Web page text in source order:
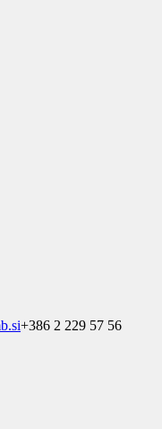
+386 2 229 57 56